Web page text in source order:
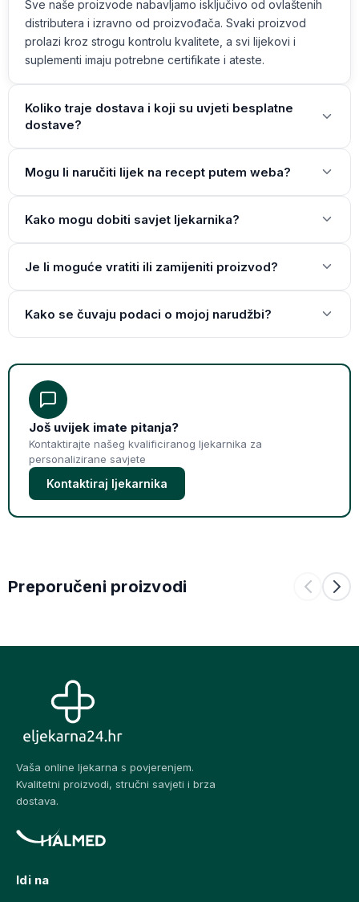
Sve naše proizvode nabavljamo isključivo od ovlaštenih
distributera i izravno od proizvođača. Svaki proizvod
prolazi kroz strogu kontrolu kvalitete, a svi lijekovi i
suplementi imaju potrebne certifikate i ateste.
Koliko traje dostava i koji su uvjeti besplatne
dostave?
Mogu li naručiti lijek na recept putem weba?
Kako mogu dobiti savjet ljekarnika?
Je li moguće vratiti ili zamijeniti proizvod?
Kako se čuvaju podaci o mojoj narudžbi?
Još uvijek imate pitanja?
Kontaktirajte našeg kvalificiranog ljekarnika za
personalizirane savjete
Kontaktiraj ljekarnika
Preporučeni proizvodi
Vaša online ljekarna s povjerenjem.
Kvalitetni proizvodi, stručni savjeti i brza
dostava.
Idi na